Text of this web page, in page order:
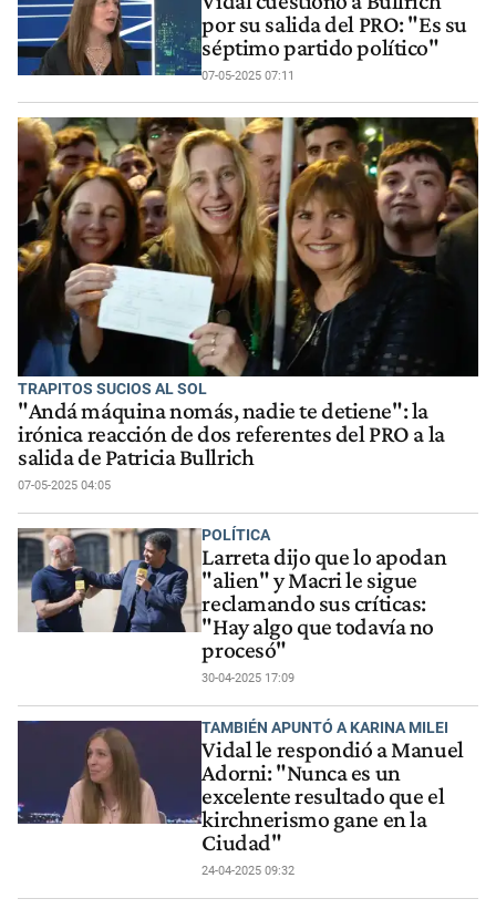
por su salida del PRO: "Es su
séptimo partido político"
07-05-2025 07:11
TRAPITOS SUCIOS AL SOL
"Andá máquina nomás, nadie te detiene": la
irónica reacción de dos referentes del PRO a la
salida de Patricia Bullrich
07-05-2025 04:05
POLÍTICA
Larreta dijo que lo apodan
"alien" y Macri le sigue
reclamando sus críticas:
"Hay algo que todavía no
procesó"
30-04-2025 17:09
TAMBIÉN APUNTÓ A KARINA MILEI
Vidal le respondió a Manuel
Adorni: "Nunca es un
excelente resultado que el
kirchnerismo gane en la
Ciudad"
24-04-2025 09:32